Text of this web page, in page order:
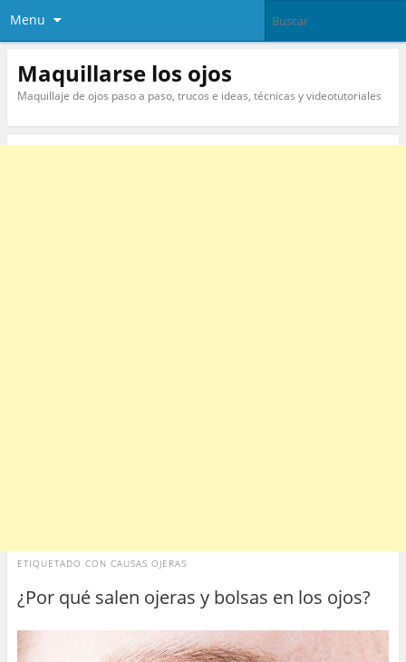
Menu
Maquillarse los ojos
Maquillaje de ojos paso a paso, trucos e ideas, técnicas y videotutoriales
ETIQUETADO CON CAUSAS OJERAS
¿Por qué salen ojeras y bolsas en los ojos?